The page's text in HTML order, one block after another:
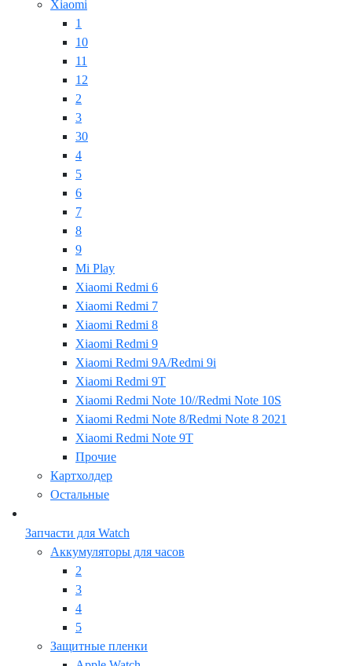
Xiaomi
1
10
11
12
2
3
30
4
5
6
7
8
9
Mi Play
Xiaomi Redmi 6
Xiaomi Redmi 7
Xiaomi Redmi 8
Xiaomi Redmi 9
Xiaomi Redmi 9A/Redmi 9i
Xiaomi Redmi 9T
Xiaomi Redmi Note 10//Redmi Note 10S
Xiaomi Redmi Note 8/Redmi Note 8 2021
Xiaomi Redmi Note 9T
Прочие
Картхолдер
Остальные
Запчасти для Watch
Аккумуляторы для часов
2
3
4
5
Защитные пленки